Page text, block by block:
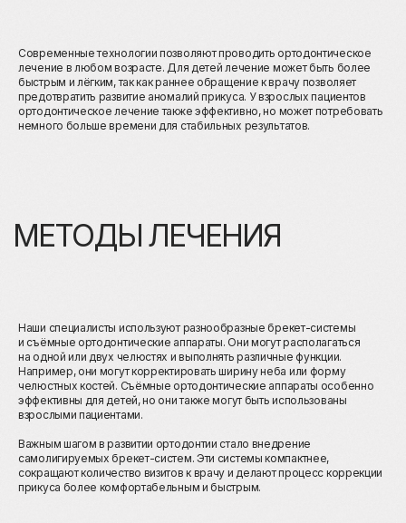
Современные технологии позволяют проводить ортодонтическое
лечение в любом возрасте. Для детей лечение может быть более
быстрым и лёгким, так как раннее обращение к врачу позволяет
предотвратить развитие аномалий прикуса. У взрослых пациентов
ортодонтическое лечение также эффективно, но может потребовать
немного больше времени для стабильных результатов.
Наши специалисты используют разнообразные брекет-системы
и съёмные ортодонтические аппараты. Они могут располагаться
на одной или двух челюстях и выполнять различные функции.
Например, они могут корректировать ширину неба или форму
челюстных костей. Съёмные ортодонтические аппараты особенно
эффективны для детей, но они также могут быть использованы
взрослыми пациентами.
Важным шагом в развитии ортодонтии стало внедрение
самолигируемых брекет-систем. Эти системы компактнее,
сокращают количество визитов к врачу и делают процесс коррекции
прикуса более комфортабельным и быстрым.
+7
Даю согласие на обработкуперсональных
данных